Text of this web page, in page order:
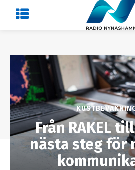
Från RAKEL till
nästa steg för